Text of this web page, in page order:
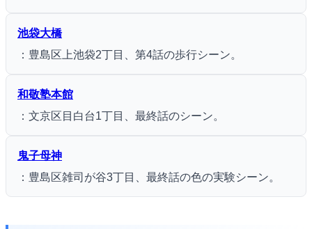
池袋大橋
：豊島区上池袋2丁目、第4話の歩行シーン。
和敬塾本館
：文京区目白台1丁目、最終話のシーン。
鬼子母神
：豊島区雑司が谷3丁目、最終話の色の実験シーン。